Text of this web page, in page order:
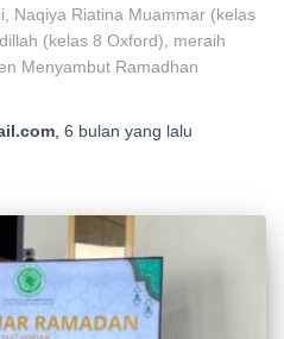
Naqiya Riatina Muammar (kelas
(kelas 8 Oxford), meraih
Menyambut Ramadhan
, 6 bulan yang lalu